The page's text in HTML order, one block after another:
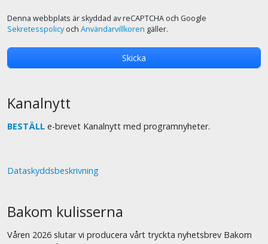
Denna webbplats är skyddad av reCAPTCHA och Google
Sekretesspolicyoch Användarvillkoren gäller.
Kanalnytt
BESTÄLL e-brevet Kanalnytt med programnyheter.
Dataskyddsbeskrivning
Bakom kulisserna
Våren 2026 slutar vi producera vårt tryckta nyhetsbrev Bakom